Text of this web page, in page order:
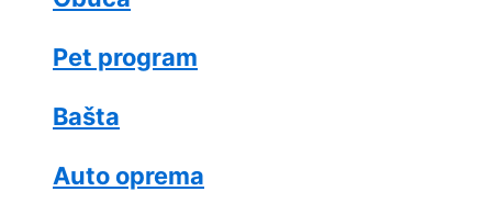
Pet program
Bašta
Auto oprema